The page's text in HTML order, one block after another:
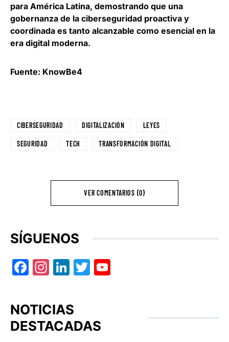
para América Latina, demostrando que una
gobernanza de la ciberseguridad proactiva y
coordinada es tanto alcanzable como esencial en la
era digital moderna.
Fuente: KnowBe4
CIBERSEGURIDAD DIGITALIZACIÓN LEYES
SEGURIDAD TECH TRANSFORMACIÓN DIGITAL
VER COMENTARIOS (0)
SÍGUENOS
Facebook
Instagram
LinkedIn
Twitter
NOTICIAS
DESTACADAS